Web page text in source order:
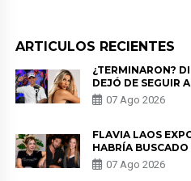
ARTICULOS RECIENTES
¿TERMINARON?
DEJÓ DE SEGUIR
HERRERA Y
DE PÓDCAST
07 Ago 2026
FLAVIA LAOS
HABRÍA BUSCADO
HEREDIA CON ALE
DE LAS PARTES
07 Ago 2026